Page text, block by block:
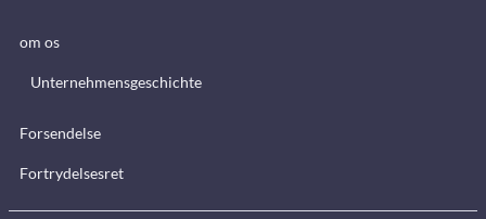
om os
Unternehmensgeschichte
Forsendelse
Fortrydelsesret